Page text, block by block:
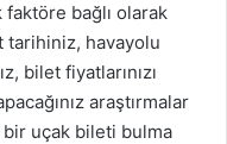
bağlı olarak
tarihiniz, havayolu
bilet fiyatlarınızı
araştırmalar
bir uçak bileti bulma